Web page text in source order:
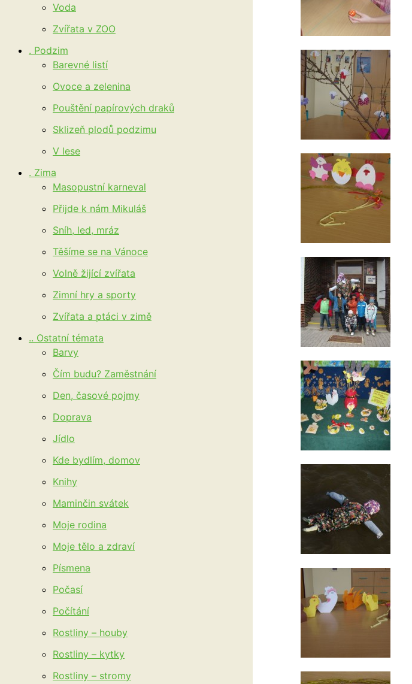
Voda
Zvířata v ZOO
. Podzim
Barevné listí
Ovoce a zelenina
Pouštění papírových draků
Sklizeň plodů podzimu
V lese
. Zima
Masopustní karneval
Přijde k nám Mikuláš
Sníh, led, mráz
Těšíme se na Vánoce
Volně žijící zvířata
Zimní hry a sporty
Zvířata a ptáci v zimě
.. Ostatní témata
Barvy
Čím budu? Zaměstnání
Den, časové pojmy
Doprava
Jídlo
Kde bydlím, domov
Knihy
Maminčin svátek
Moje rodina
Moje tělo a zdraví
Písmena
Počasí
Počítání
Rostliny – houby
Rostliny – kytky
Rostliny – stromy